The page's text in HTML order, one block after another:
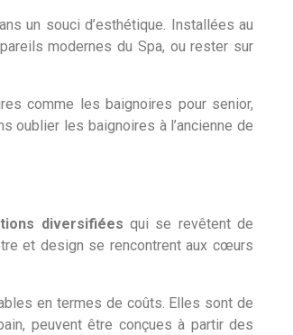
un souci d’esthétique. Installées au
modernes du Spa, ou rester sur
comme les baignoires pour senior,
oublier les baignoires à l’ancienne de
diversifiées qui se revêtent de
et design se rencontrent aux cœurs
en termes de coûts. Elles sont de
peuvent être conçues à partir des